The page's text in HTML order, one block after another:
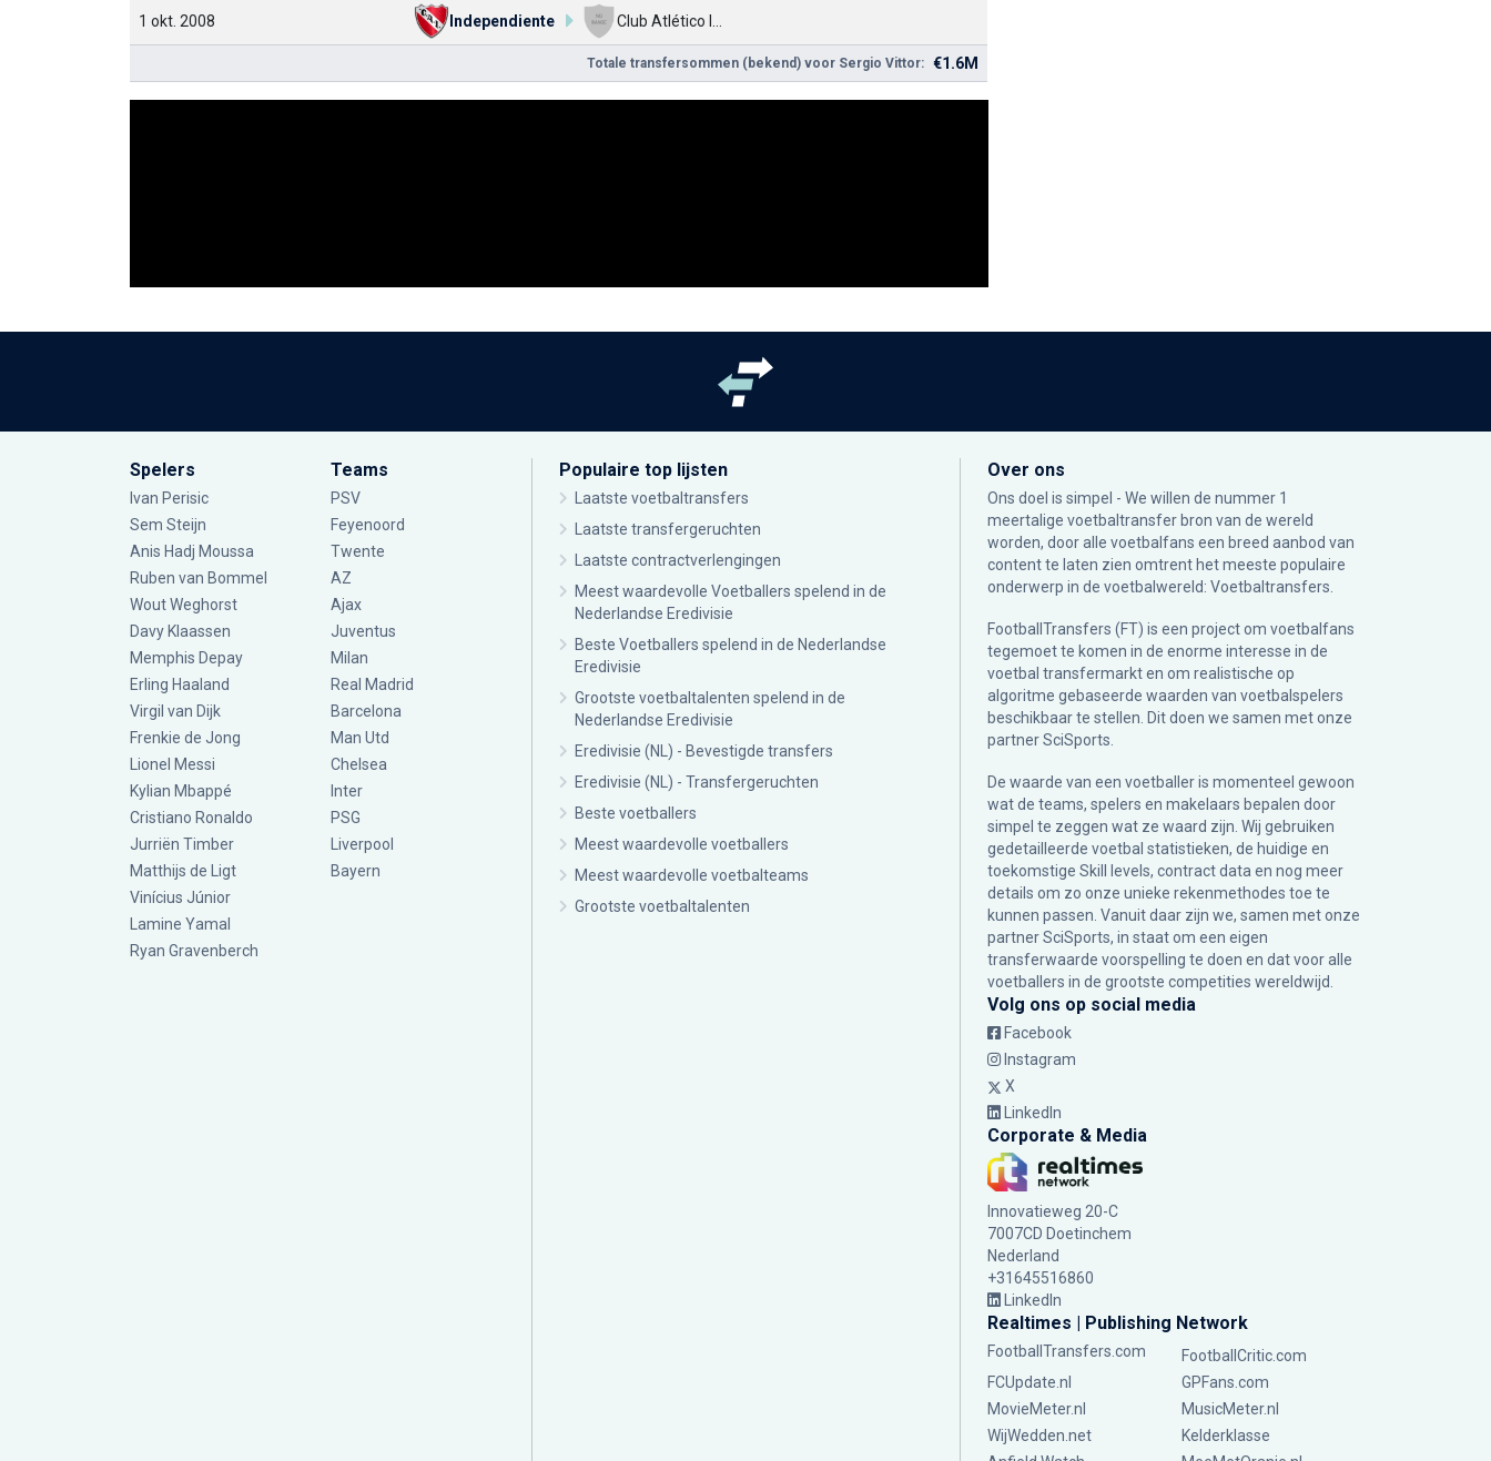
1 okt. 2008 Independiente
Totale transfersommen (bekend) voor Sergio Vittor: €1.6M
Spelers
Ivan Perisic
Sem Steijn
Anis Hadj Moussa
Ruben van Bommel
Wout Weghorst
Davy Klaassen
Memphis Depay
Erling Haaland
Virgil van Dijk
Frenkie de Jong
Lionel Messi
Kylian Mbappé
Cristiano Ronaldo
Jurriën Timber
Matthijs de Ligt
Vinícius Júnior
Lamine Yamal
Ryan Gravenberch
Teams
PSV
Feyenoord
Twente
AZ
Ajax
Juventus
Milan
Real Madrid
Barcelona
Man Utd
Chelsea
Inter
PSG
Liverpool
Bayern
Populaire top lijsten
Laatste voetbaltransfers
Laatste transfergeruchten
Laatste contractverlengingen
Meest waardevolle Voetballers spelend in de
Nederlandse Eredivisie
Beste Voetballers spelend in de Nederlandse
Eredivisie
Grootste voetbaltalenten spelend in de
Nederlandse Eredivisie
Eredivisie (NL) - Bevestigde transfers
Eredivisie (NL) - Transfergeruchten
Beste voetballers
Meest waardevolle voetballers
Meest waardevolle voetbalteams
Grootste voetbaltalenten
Over ons
Ons doel is simpel - We willen de nummer 1
meertalige voetbaltransfer bron van de wereld
worden, door alle voetbalfans een breed aanbod van
content te laten zien omtrent het meeste populaire
onderwerp in de voetbalwereld: Voetbaltransfers.
FootballTransfers (FT) is een project om voetbalfans
tegemoet te komen in de enorme interesse in de
voetbal transfermarkt en om realistische op
algoritme gebaseerde waarden van voetbalspelers
beschikbaar te stellen. Dit doen we samen met onze
partnerSciSports
De waarde van een voetballer is momenteel gewoon
wat de teams, spelers en makelaars bepalen door
simpel te zeggen wat ze waard zijn. Wij gebruiken
gedetailleerde voetbal statistieken, de huidige en
toekomstige Skill levels, contract data en nog meer
details om zo onze unieke rekenmethodes toe te
kunnen passen. Vanuit daar zijn we, samen met onze
partner SciSports, in staat om een eigen
transferwaarde voorspelling te doen en dat voor alle
voetballers in de grootste competities wereldwijd.
Volg ons op social media
Facebook
Instagram
X
LinkedIn
Corporate & Media
Innovatieweg 20-C
7007CD Doetinchem
Nederland
+31645516860
LinkedIn
Realtimes | Publishing Network
FootballTransfers.com
FootballCritic.com
FCUpdate.nl
GPFans.com
MovieMeter.nl
MusicMeter.nl
WijWedden.net
Kelderklasse